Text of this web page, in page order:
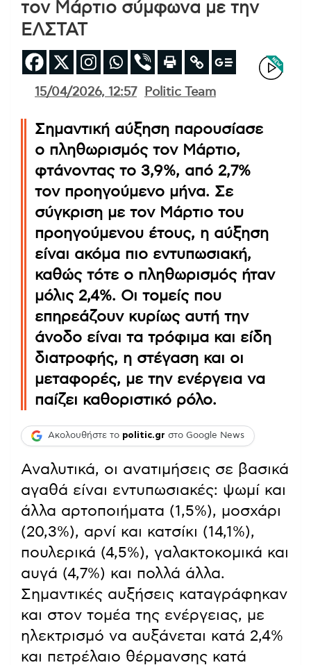
τον Μάρτιο σύμφωνα με την
ΕΛΣΤΑΤ
15/04/2026, 12:57 Politic Team
Σημαντική αύξηση παρουσίασε
ο πληθωρισμός τον Μάρτιο,
φτάνοντας το 3,9%, από 2,7%
τον προηγούμενο μήνα. Σε
σύγκριση με τον Μάρτιο του
προηγούμενου έτους, η αύξηση
είναι ακόμα πιο εντυπωσιακή,
καθώς τότε ο πληθωρισμός ήταν
μόλις 2,4%. Οι τομείς που
επηρεάζουν κυρίως αυτή την
άνοδο είναι τα τρόφιμα και είδη
διατροφής, η στέγαση και οι
μεταφορές, με την ενέργεια να
παίζει καθοριστικό ρόλο.
Ακολουθήστε το politic.gr στο Google News
Αναλυτικά, οι ανατιμήσεις σε βασικά
αγαθά είναι εντυπωσιακές: ψωμί και
άλλα αρτοποιήματα (1,5%), μοσχάρι
(20,3%), αρνί και κατσίκι (14,1%),
πουλερικά (4,5%), γαλακτοκομικά και
αυγά (4,7%) και πολλά άλλα.
Σημαντικές αυξήσεις καταγράφηκαν
και στον τομέα της ενέργειας, με
ηλεκτρισμό να αυξάνεται κατά 2,4%
και πετρέλαιο θέρμανσης κατά